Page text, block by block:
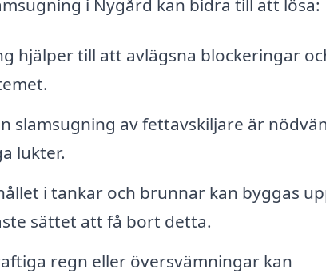
hjälper till att avlägsna blockeringar
slamsugning av fettavskiljare är
lukter.
i tankar och brunnar kan byggas
sättet att få bort detta.
regn eller översvämningar kan